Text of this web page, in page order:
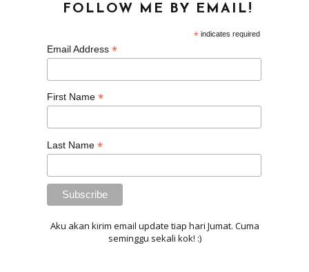
FOLLOW ME BY EMAIL!
*indicates required
Email Address*
First Name*
Last Name*
Aku akan kirim email update tiap hari Jumat. Cuma
seminggu sekali kok! :)